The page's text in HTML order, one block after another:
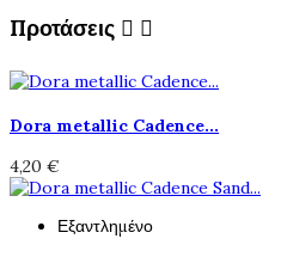
Προτάσεις  
Dora metallic Cadence...
4,20 €
Εξαντλημένο